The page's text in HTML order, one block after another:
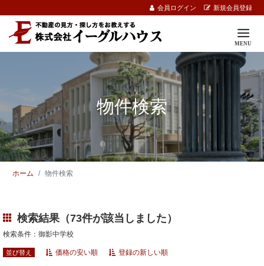
会員ログイン 新規会員登録
物件検索
ホーム 物件検索
検索結果（73件が該当しました）
検索条件：御影中学校
並び替え 価格の安い順 登録の新しい順